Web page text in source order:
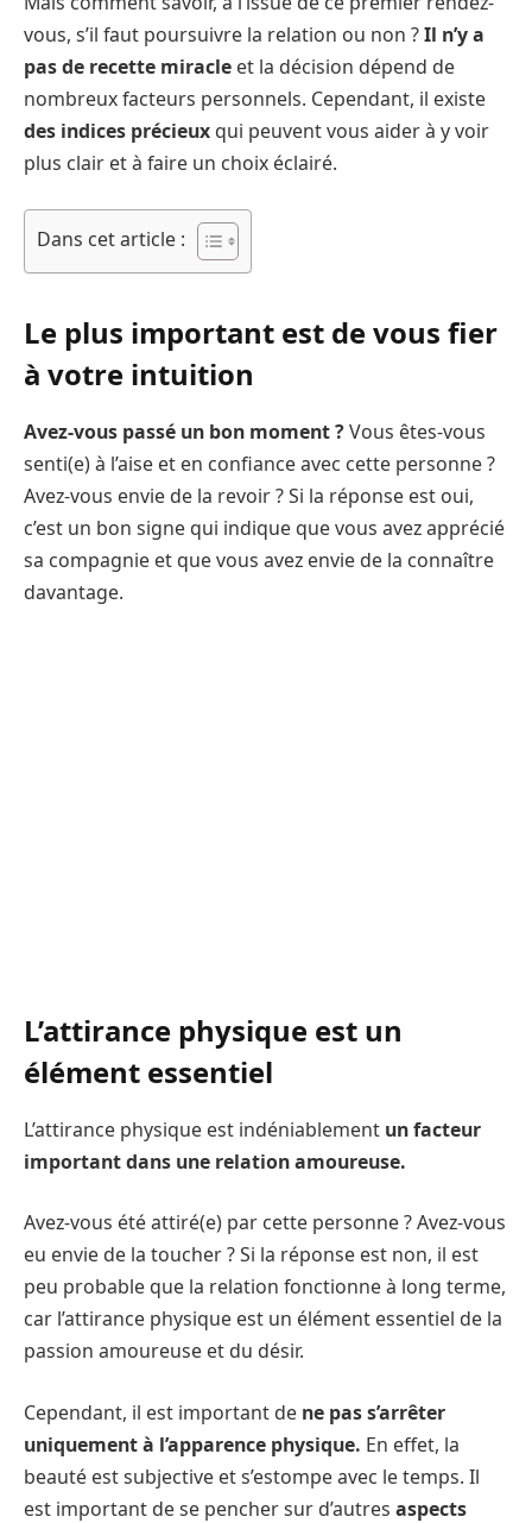
vous, s’il faut poursuivre la relation ou non ?Il n’y a
pas de recette miracle et la décision dépend de
nombreux facteurs personnels. Cependant, il existe
des indices précieux qui peuvent vous aider à y voir
plus clair et à faire un choix éclairé.
Dans cet article :
Le plus important est de vous fier
à votre intuition
Avez-vous passé un bon moment ?Vous êtes-vous
senti(e) à l’aise et en confiance avec cette personne ?
Avez-vous envie de la revoir ? Si la réponse est oui,
c’est un bon signe qui indique que vous avez apprécié
sa compagnie et que vous avez envie de la connaître
davantage.
L’attirance physique est un
élément essentiel
L’attirance physique est indéniablement un facteur
important dans une relation amoureuse.
Avez-vous été attiré(e) par cette personne ? Avez-vous
eu envie de la toucher ? Si la réponse est non, il est
peu probable que la relation fonctionne à long terme,
car l’attirance physique est un élément essentiel de la
passion amoureuse et du désir.
Cependant, il est important de ne pas s’arrêter
uniquement à l’apparence physique. En effet, la
beauté est subjective et s’estompe avec le temps. Il
est important de se pencher sur d’autres aspects